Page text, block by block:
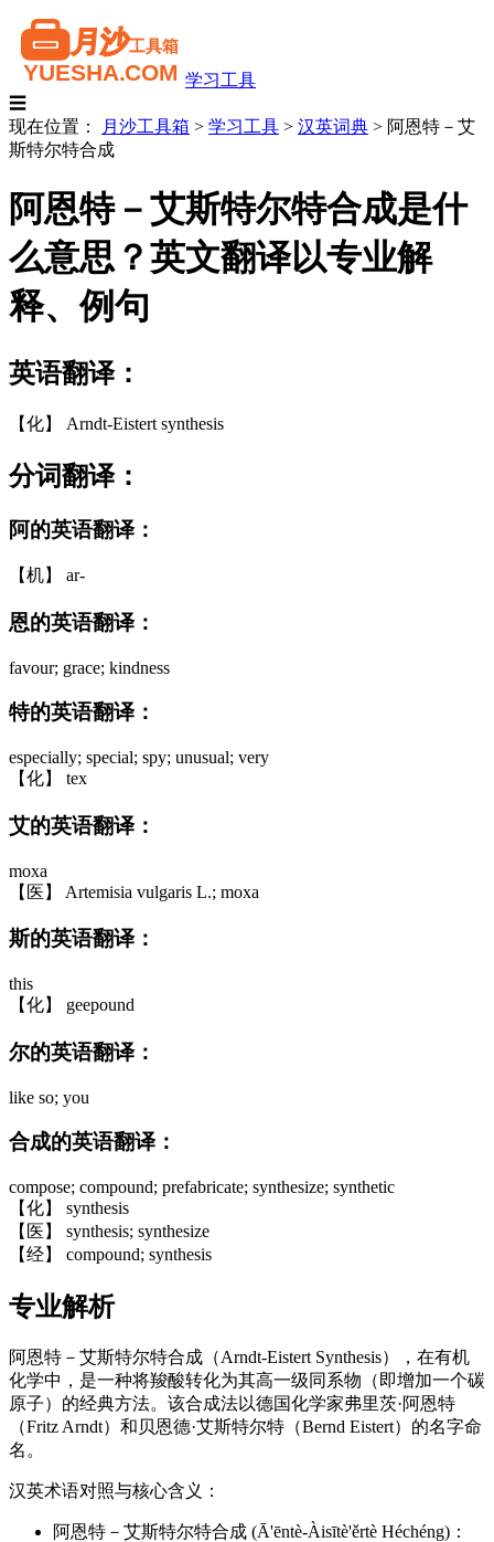
学习工具
☰
现在位置：
月沙工具箱 > 学习工具 > 汉英词典 > 阿恩特－艾
斯特尔特合成
阿恩特－艾斯特尔特合成是什
么意思？英文翻译以专业解
释、例句
英语翻译：
【化】 Arndt-Eistert synthesis
分词翻译：
阿的英语翻译：
【机】 ar-
恩的英语翻译：
favour; grace; kindness
特的英语翻译：
especially; special; spy; unusual; very
【化】 tex
艾的英语翻译：
moxa
【医】 Artemisia vulgaris L.; moxa
斯的英语翻译：
this
【化】 geepound
尔的英语翻译：
like so; you
合成的英语翻译：
compose; compound; prefabricate; synthesize; synthetic
【化】 synthesis
【医】 synthesis; synthesize
【经】 compound; synthesis
专业解析
阿恩特－艾斯特尔特合成（Arndt-Eistert Synthesis），在有机
化学中，是一种将羧酸转化为其高一级同系物（即增加一个碳
原子）的经典方法。该合成法以德国化学家弗里茨·阿恩特
（Fritz Arndt）和贝恩德·艾斯特尔特（Bernd Eistert）的名字命
名。
汉英术语对照与核心含义：
阿恩特－艾斯特尔特合成 (Ā'ēntè-Àisītè'ěrtè Héchéng)：